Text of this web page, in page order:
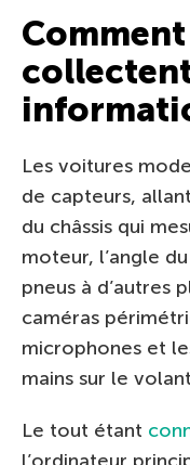
Les voitures
de capteurs,
du châssis qui
moteur, l’angle
pneus à d’autres
caméras
microphones et
mains sur le
Le tout étant
l’ordinateur